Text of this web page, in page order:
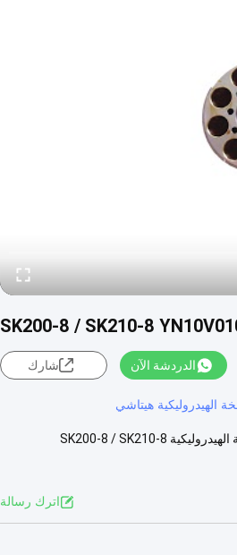
الدردشة الآن شارك
الهيدروليكية هيتاشي
منظم للمضخة الهيدروليكية SK200-8 / SK210-8 YN10V01009F1 وصف المنتج اسم المنتج منظم للمضخة الهيدروليكية SK200-8 / SK210-8
اترك رسالة